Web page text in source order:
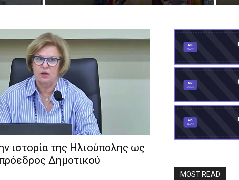
ιστορία της Ηλιούπολης ως
Δημοτικού
MOST READ